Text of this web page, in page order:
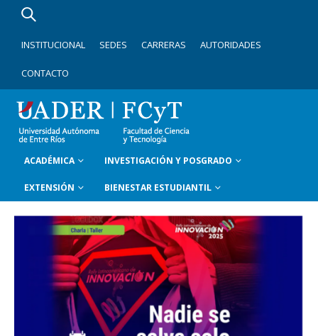
INSTITUCIONAL SEDES CARRERAS AUTORIDADES
CONTACTO
ACADÉMICA INVESTIGACIÓN Y POSGRADO
EXTENSIÓN BIENESTAR ESTUDIANTIL